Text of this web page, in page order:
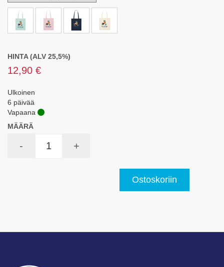
HINTA (ALV 25,5%)
12,90 €
Ulkoinen
6 päivää
Vapaana
MÄÄRÄ
- +
Ostoskoriin